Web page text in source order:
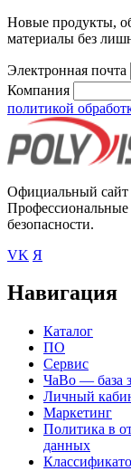
Новые продукты,
материалы без
Электронная почта
Компания
политикой
Официальный
безопасности.
VK Я
Навигация
Каталог
ПО
Сервис
ЧаВо — база
Личный
Маркетинг
Политика в
данных